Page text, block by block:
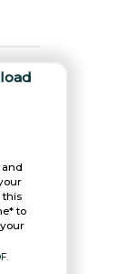
this
to